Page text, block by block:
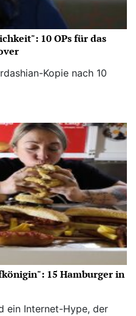
10 OPs für das
Kopie nach 10
15 Hamburger in
ein Internet-Hype, der